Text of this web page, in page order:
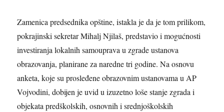
Zamenica predsednika opštine, istakla je da je tom prilikom,
pokrajinski sekretarMihalj Njilaš, predstavio i mogućnosti
investiranja lokalnih samouprava u zgrade ustanova
obrazovanja, planirane za naredne tri godine. Na osnovu
anketa, koje su prosleđene obrazovnim ustanovama u AP
Vojvodini, dobijen je uvid u izuzetno loše stanje zgrada i
objekata predškolskih, osnovnih i srednjoškolskih